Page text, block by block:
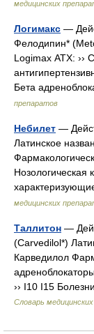
медицинских
Логимакс —
Фелодипин*
Logimax АТХ: ››
Бета
препаратов
Небилет —
Латинское
Нозологическая
медицинских
Таллитон —
(Carvedilol*)
Карведилол
›› I10 I15
Словарь